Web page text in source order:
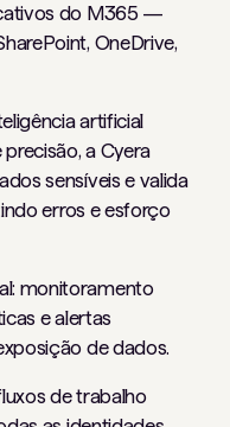
do M365 —
OneDrive,
artificial
a Cyera
sensíveis e valida
erros e esforço
monitoramento
e alertas
de dados.
de trabalho